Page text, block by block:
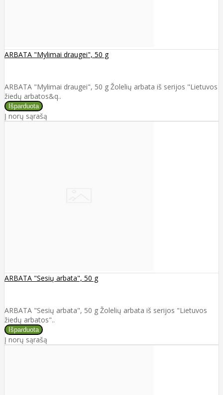
ARBATA "Mylimai draugei", 50 g
ARBATA "Mylimai draugei", 50 g Žolelių arbata iš serijos "Lietuvos
žiedų arbatos&q..
Į norų sąrašą
ARBATA "Sesių arbata", 50 g
ARBATA "Sesių arbata", 50 g Žolelių arbata iš serijos "Lietuvos
žiedų arbatos"..
Į norų sąrašą